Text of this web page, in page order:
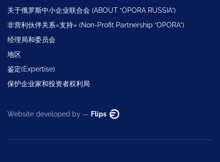
关于俄罗斯中小企业联合会 (ABOUT “OPORA RUSSIA”)
非营利伙伴关系«支持» (Non-Profit Partnership “OPORA”)
经理局和委员会
地区
鉴定(Expertise)
保护企业家和投资者权利局
Website developed by — Flips